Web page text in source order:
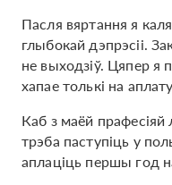
Пасля вяртання я
глыбокай дэпрэсіі.
не выходзіў. Цяпер я
хапае толькі на
Каб з маёй
трэба паступіць у
аплаціць першы год